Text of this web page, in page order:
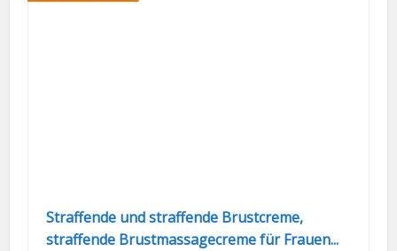
Straffende und straffende Brustcreme,
straffende Brustmassagecreme für Frauen...